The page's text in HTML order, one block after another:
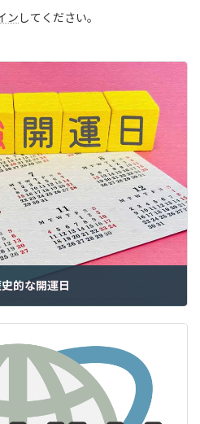
ン してください。
的な開運日